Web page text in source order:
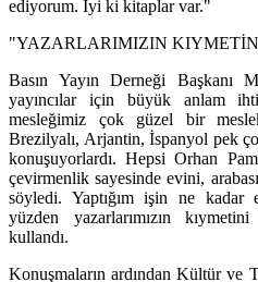
Okuyucusunun bol, verimli ve
Basın Yayın Derneği Başkanı
yayıncılar için büyük anlam
mesleğimiz çok güzel bir
Brezilyalı, Arjantin, İspanyol pek
konuşuyorlardı. Hepsi Orhan
çevirmenlik sayesinde evini,
söyledi. Yaptığım işin ne kadar
yüzden yazarlarımızın